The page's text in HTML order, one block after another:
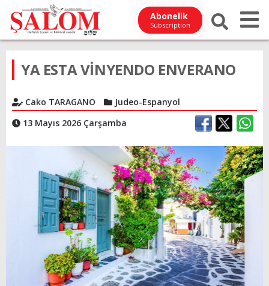
Abonelik
Subscription
YA ESTA VİNYENDO ENVERANO
Cako TARAGANO
Judeo-Espanyol
13 Mayıs 2026 Çarşamba